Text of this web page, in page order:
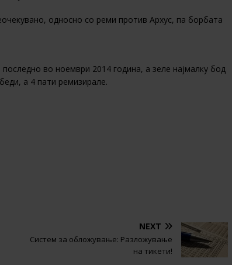
односно со реми против Архус, па борбата
во ноември 2014 година, а зеле најмалку бод
а 4 пати ремизирале.
NEXT
Систем за обложување: Разложување
на тикети!